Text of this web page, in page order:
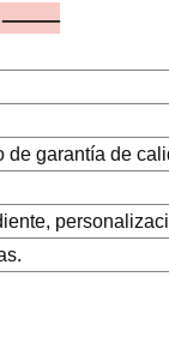
——
de garantía de